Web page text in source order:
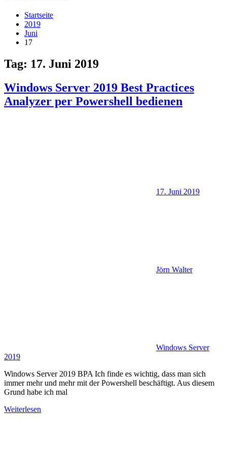
Startseite
2019
Juni
17
Tag: 17. Juni 2019
Windows Server 2019 Best Practices
Analyzer per Powershell bedienen
17. Juni 2019
Jörn Walter
Windows Server
2019
Windows Server 2019 BPA Ich finde es wichtig, dass man sich
immer mehr und mehr mit der Powershell beschäftigt. Aus diesem
Grund habe ich mal
Weiterlesen